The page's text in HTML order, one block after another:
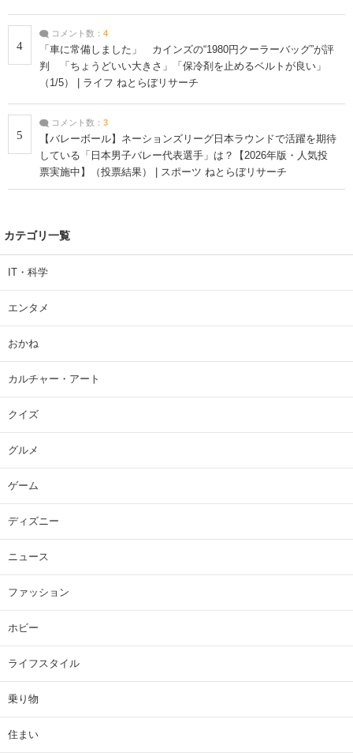
4
コメント数： 4
「車に常備しました」 カインズの“1980円クーラーバッグ”が評
判 「ちょうどいい大きさ」「保冷剤を止めるベルトが良い」
（1/5） | ライフ ねとらぼリサーチ
5
コメント数： 3
【バレーボール】ネーションズリーグ日本ラウンドで活躍を期待
している「日本男子バレー代表選手」は？【2026年版・人気投
票実施中】（投票結果） | スポーツ ねとらぼリサーチ
カテゴリ一覧
IT・科学
エンタメ
おかね
カルチャー・アート
クイズ
グルメ
ゲーム
ディズニー
ニュース
ファッション
ホビー
ライフスタイル
乗り物
住まい